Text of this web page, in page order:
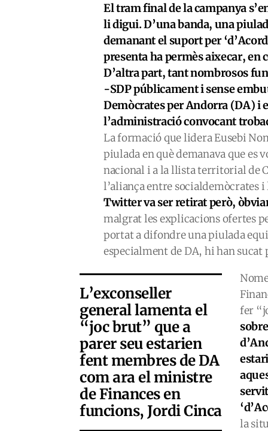
El tram final de la campanya
li digui. D’una banda, una
demanant el suport per
presenta ha permès aixecar, en
D’altra part, tant nombrosos
-SDP públicament i sense
Demòcrates per Andorra (DA) i
l’administració convocant
La formació que lidera Eusebi
piulada en què demanava que es
nacional i a la llista territorial de
l’aliança entre socialdemòcrates
Twitter va ser retirat però,
malgrat les explicacions ofertes
portat a difondre una piulada
especialment de DA, hi han sucat
L’exconseller
general lamenta el
“joc brut” que a
parer seu estarien
fent membres de DA
com ara el ministre
de Finances en
funcions, Jordi Cinca
fer
la